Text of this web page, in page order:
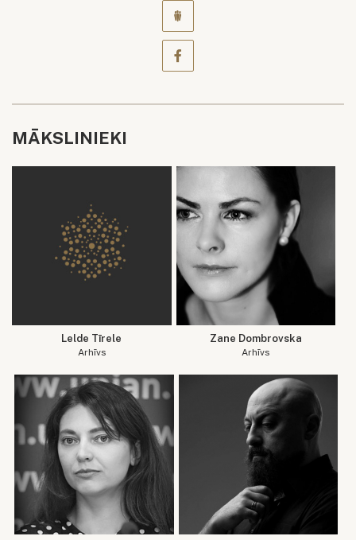
MĀKSLINIEKI
Lelde Tīrele
Arhīvs
Zane Dombrovska
Arhīvs